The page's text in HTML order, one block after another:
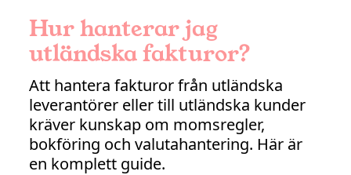
Hur hanterar jag
utländska fakturor?
Att hantera fakturor från utländska
leverantörer eller till utländska kunder
kräver kunskap om momsregler,
bokföring och valutahantering. Här är
en komplett guide.